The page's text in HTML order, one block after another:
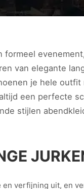
formeel
van elegante
je hele
een perfecte
stijlen
verfijning uit, en